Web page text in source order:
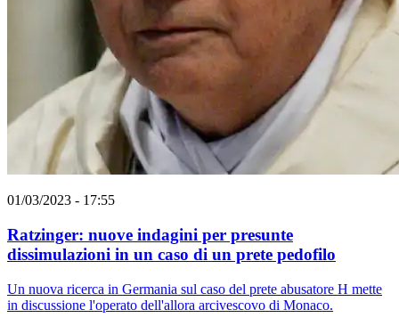
01/03/2023 - 17:55
Ratzinger: nuove indagini per presunte
dissimulazioni in un caso di un prete pedofilo
Un nuova ricerca in Germania sul caso del prete abusatore H mette
in discussione l'operato dell'allora arcivescovo di Monaco.